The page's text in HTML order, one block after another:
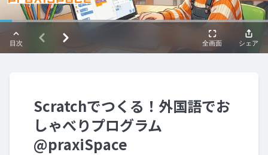
Scratchでつくる！外国語でお
しゃべりプログラム
@praxiSpace